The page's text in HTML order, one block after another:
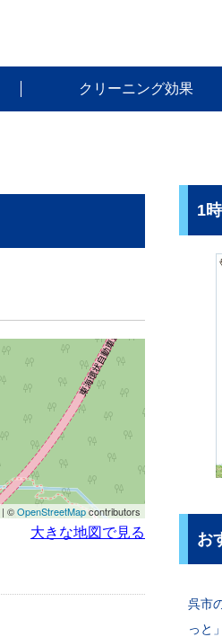
クリーニング効果
| ©OpenStreetMapcontributors
大きな地図で見る
1
お
呉市
っと」